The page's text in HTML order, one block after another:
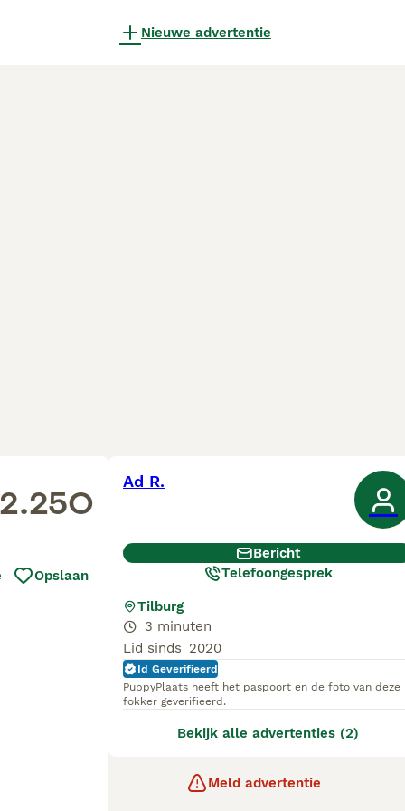
Nieuwe advertentie
Opslaan
Ad R.
Bericht
Telefoongesprek
Tilburg
3 minuten
Lid sinds 2020
Id Geverifieerd
PuppyPlaats heeft het paspoort en de foto van deze
fokker geverifieerd.
Bekijk alle advertenties (2)
Meld advertentie